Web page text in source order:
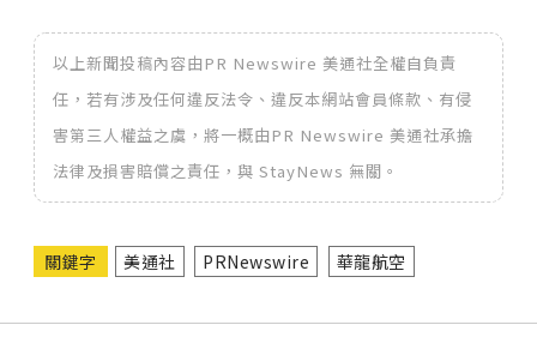
以上新聞投稿內容由PR Newswire 美通社全權自負責
任，若有涉及任何違反法令、違反本網站會員條款、有侵
害第三人權益之虞，將一概由PR Newswire 美通社承擔
法律及損害賠償之責任，與 StayNews 無關。
關鍵字 美通社 PRNewswire 華龍航空